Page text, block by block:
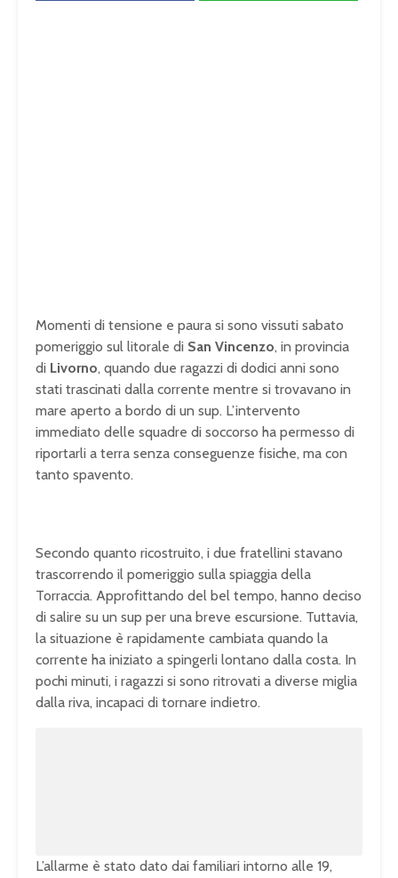
Momenti di tensione e paura si sono vissuti sabato
pomeriggio sul litorale di San Vincenzo, in provincia
di Livorno, quando due ragazzi di dodici anni sono
stati trascinati dalla corrente mentre si trovavano in
mare aperto a bordo di un sup. L’intervento
immediato delle squadre di soccorso ha permesso di
riportarli a terra senza conseguenze fisiche, ma con
tanto spavento.
Secondo quanto ricostruito, i due fratellini stavano
trascorrendo il pomeriggio sulla spiaggia della
Torraccia. Approfittando del bel tempo, hanno deciso
di salire su un sup per una breve escursione. Tuttavia,
la situazione è rapidamente cambiata quando la
corrente ha iniziato a spingerli lontano dalla costa. In
pochi minuti, i ragazzi si sono ritrovati a diverse miglia
dalla riva, incapaci di tornare indietro.
L’allarme è stato dato dai familiari intorno alle 19,